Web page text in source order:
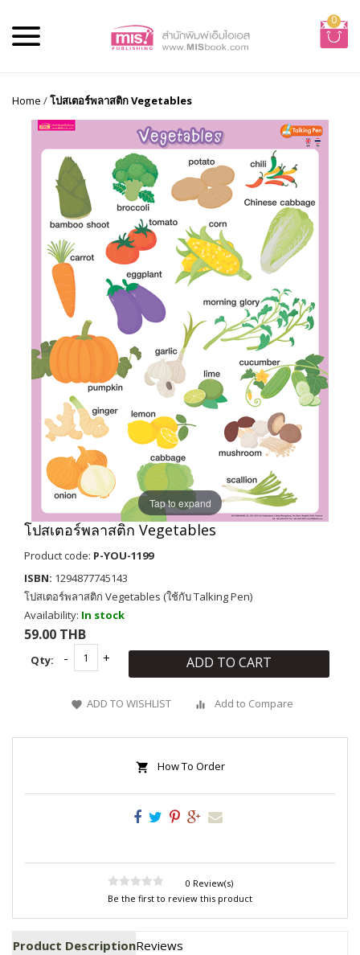
0
Home /โปสเตอร์พลาสติก Vegetables
Tap to expand
โปสเตอร์พลาสติก Vegetables
Product code: P-YOU-1199
ISBN: 1294877745143
โปสเตอร์พลาสติก Vegetables (ใช้กับ Talking Pen)
Availability: In stock
59.00 THB
Qty: ADD TO CART
ADD TO WISHLIST Add to Compare
How To Order
0 Review(s)
Be the first to review this product
Product DescriptionReviews